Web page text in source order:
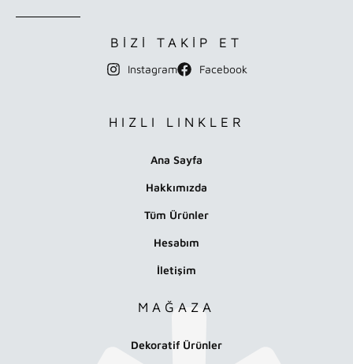
BİZİ TAKİP ET
Instagram Facebook
HIZLI LINKLER
Ana Sayfa
Hakkımızda
Tüm Ürünler
Hesabım
İletişim
MAĞAZA
Dekoratif Ürünler